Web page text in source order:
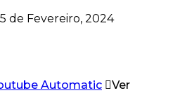
5 de Fevereiro, 2024
Ver